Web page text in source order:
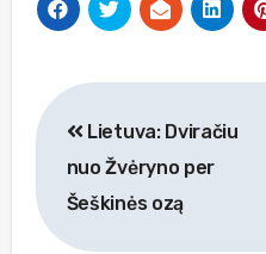
Navigacija
tarp
įrašų
Lietuva: Dviračiu
nuo Žvėryno per
Šeškinės ozą